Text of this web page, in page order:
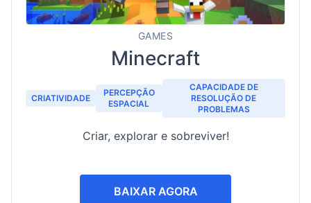
GAMES
Minecraft
CRIATIVIDADE
PERCEPÇÃO
ESPACIAL
CAPACIDADE DE
RESOLUÇÃO DE
PROBLEMAS
Criar, explorar e sobreviver!
BAIXAR AGORA